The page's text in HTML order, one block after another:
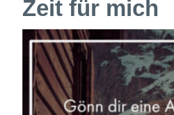
Zeit für mich